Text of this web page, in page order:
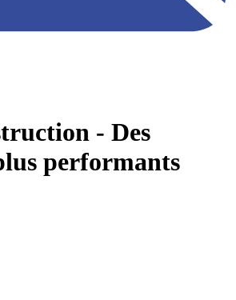
- Des
performants